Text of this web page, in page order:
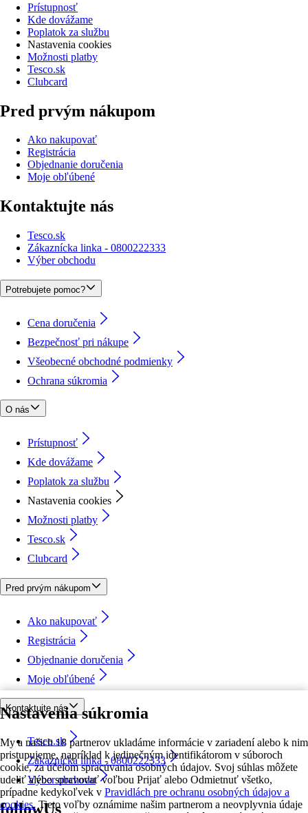
Nastavenia súkromia
My a našich 18 partnerov ukladáme informácie v zariadení alebo k nim
pristupujeme, napríklad k jedinečným identifikátorom v súboroch
cookie, za účelom spracúvania osobných údajov. Svoj súhlas môžete
udeliť alebo spravovať voľbou Prijať alebo Odmietnuť všetko,
prípadne kedykoľvek v Pravidlách pre ochranu osobných údajov a
cookies. Tieto voľby oznámime našim partnerom a neovplyvnia údaje
Prístupnosť
Kde dovážame
Poplatok za službu
Nastavenia cookies
Možnosti platby
Tesco.sk
Clubcard
Pred prvým nákupom
Ako nakupovať
Registrácia
Objednanie doručenia
Moje obľúbené
Kontaktujte nás
Tesco.sk
Zákaznícka linka - 0800222333
Výber obchodu
Potrebujete pomoc?
Cena doručenia
Bezpečnosť pri nákupe
Všeobecné obchodné podmienky
Ochrana súkromia
O nás
Prístupnosť
Kde dovážame
Poplatok za službu
Nastavenia cookies
Možnosti platby
Tesco.sk
Clubcard
Pred prvým nákupom
Ako nakupovať
Registrácia
Objednanie doručenia
Moje obľúbené
Kontaktujte nás
Tesco.sk
Zákaznícka linka - 0800222333
Výber obchodu
followUs